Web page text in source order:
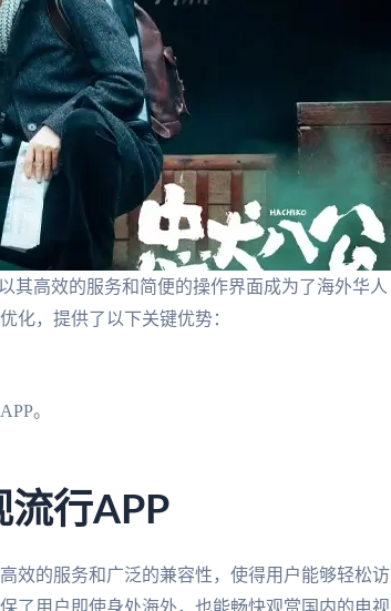
以其高效的服务和简便的操作界面成为了海外华人
化，提供了以下关键优势：
。
流行APP
效的服务和广泛的兼容性，使得用户能够轻松访